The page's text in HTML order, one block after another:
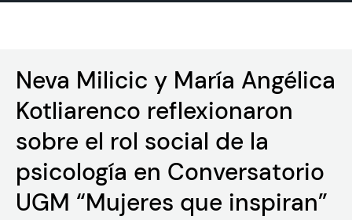
Dirección de Desarrollo Estudiantil
Becas y Beneficios
Estudiantes
Académicos
Neva Milicic y María Angélica
Kotliarenco reflexionaron
sobre el rol social de la
psicología en Conversatorio
UGM “Mujeres que inspiran”